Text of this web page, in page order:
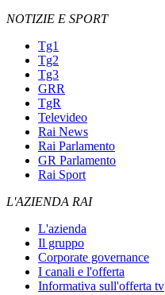
NOTIZIE E SPORT
Tg1
Tg2
Tg3
GRR
TgR
Televideo
Rai News
Rai Parlamento
GR Parlamento
Rai Sport
L'AZIENDA RAI
L'azienda
Il gruppo
Corporate governance
I canali e l'offerta
Informativa sull'offerta tv